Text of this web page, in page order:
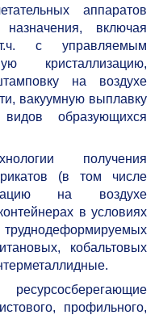
аппаратов
включая
с управляемым
кристаллизацию,
на воздухе
вакуумную выплавку
образующихся
получения
(в том числе
на воздухе
в условиях
труднодеформируемых
кобальтовых
профильного,